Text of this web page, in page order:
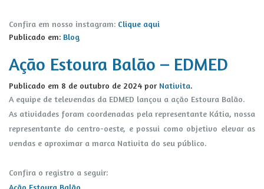
Confira em nosso instagram: Clique aqui
Publicado em: Blog
Ação Estoura Balão – EDMED
Publicado em 8 de outubro de 2024 por Nativita.
A equipe de televendas da EDMED lançou a ação Estoura Balão.
As atividades foram coordenadas pela representante Kátia, nossa
representante do centro-oeste, e possui como objetivo elevar as
vendas e aproximar a marca Nativita do seu público.
Confira o registro a seguir:
Ação Estoura Balão